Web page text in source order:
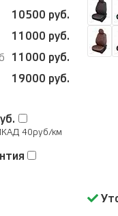
10500 руб.
11000 руб.
11000 руб.
19000 руб.
40руб/км